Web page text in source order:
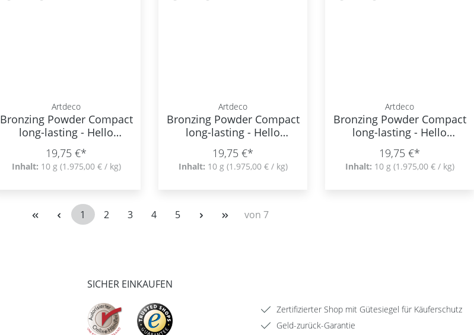
Artdeco
Bronzing Powder Compact
long-lasting - Hello
Sunshine
19,75 €*
Inhalt: 10 g (1.975,00 € / kg)
Artdeco
Bronzing Powder Compact
long-lasting - Hello
Sunshine
19,75 €*
Inhalt: 10 g (1.975,00 € / kg)
Artdeco
Bronzing Powder Compact
long-lasting - Hello
Sunshine
19,75 €*
Inhalt: 10 g (1.975,00 € / kg)
Seite
1 Seite
2 Seite
3 Seite
4 Seite
5 von 7
SICHER EINKAUFEN
Zertifizierter Shop mit Gütesiegel für Käuferschutz
Geld-zurück-Garantie